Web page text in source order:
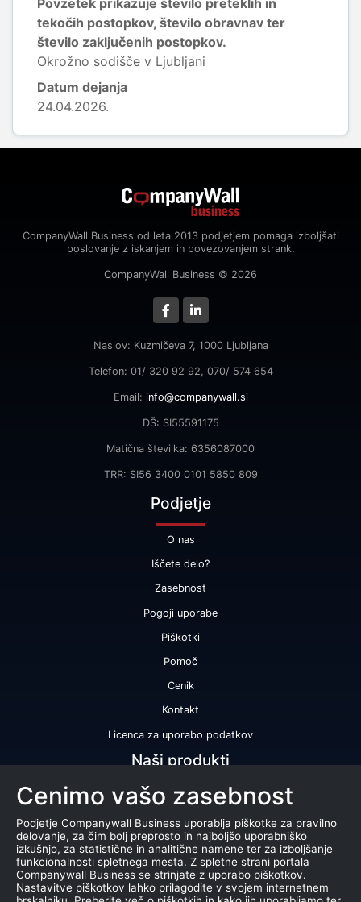
Povzetek prikazuje število preteklih in
tekočih postopkov, število obravnav ter
število zaključenih postopkov.
Okrožno sodišče v Ljubljani
Datum dejanja
24.04.2026.
CompanyWall Business od leta 2013 podjetjem pomaga izboljšati
poslovanje z iskanjem in povezovanjem strank.
CompanyWall Business © 2026
Naslov: Kuzmičeva 7, 1000 Ljubljana
Telefon: 01/ 320 92 92, 070/ 574 654
Email: info@companywall.si
DŠ: SI55591175
Matična številka: 6356087000
TRR: SI56 3400 0101 5850 809
Podjetje
O nas
Iščete delo?
Zasebnost
Pogoji uporabe
Piškotki
Pomoč
Cenik
Kontakt
Licenca za uporabo podatkov
Naši produkti
Bonitetna ocena
Bonitetno poročilo
Certifikat bonitetne odličnosti
Produkti
Sodelovanje z registrom AJPES
Cenimo vašo zasebnost
Podjetje Companywall Business uporablja piškotke za pravilno
delovanje, za čim bolj preprosto in najboljšo uporabniško
izkušnjo, za statistične in analitične namene ter za izboljšanje
funkcionalnosti spletnega mesta. Z spletne strani portala
Companywall Business se strinjate z uporabo piškotkov.
Nastavitve piškotkov lahko prilagodite v svojem internetnem